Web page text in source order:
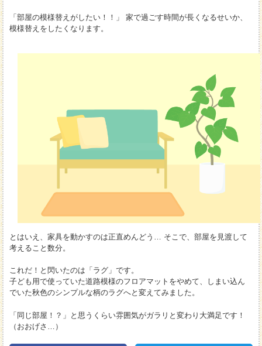
「部屋の模様替えがしたい！！」 家で過ごす時間が長くなるせいか、
模様替えをしたくなります。
とはいえ、家具を動かすのは正直めんどう… そこで、部屋を見渡して
考えること数分。
これだ！と閃いたのは「ラグ」です。
子ども用で使っていた道路模様のフロアマットをやめて、しまい込ん
でいた秋色のシンプルな柄のラグへと変えてみました。
「同じ部屋！？」と思うくらい雰囲気がガラリと変わり大満足です！
（おおげさ…）